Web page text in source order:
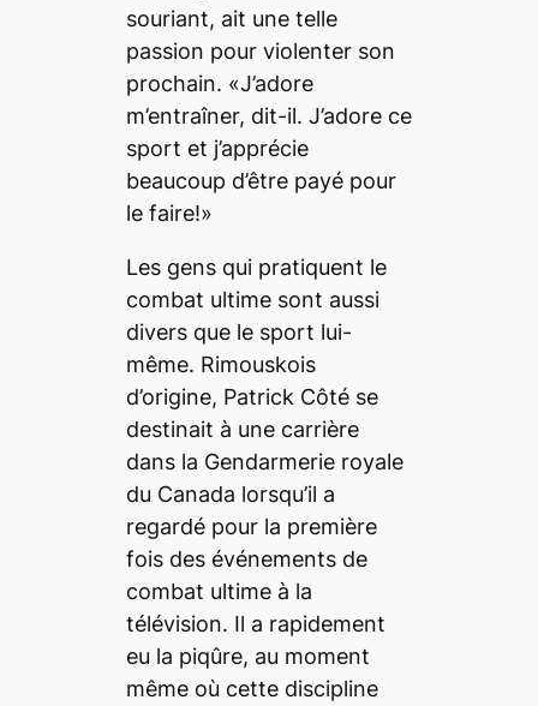
souriant, ait une telle
passion pour violenter son
prochain. «J’adore
m’entraîner, dit-il. J’adore ce
sport et j’apprécie
beaucoup d’être payé pour
le faire!»
Les gens qui pratiquent le
combat ultime sont aussi
divers que le sport lui-
même. Rimouskois
d’origine, Patrick Côté se
destinait à une carrière
dans la Gendarmerie royale
du Canada lorsqu’il a
regardé pour la première
fois des événements de
combat ultime à la
télévision. Il a rapidement
eu la piqûre, au moment
même où cette discipline